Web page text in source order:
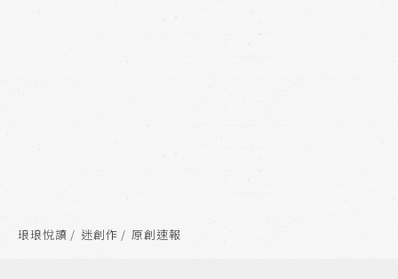
琅琅悅讀 迷創作 原創速報